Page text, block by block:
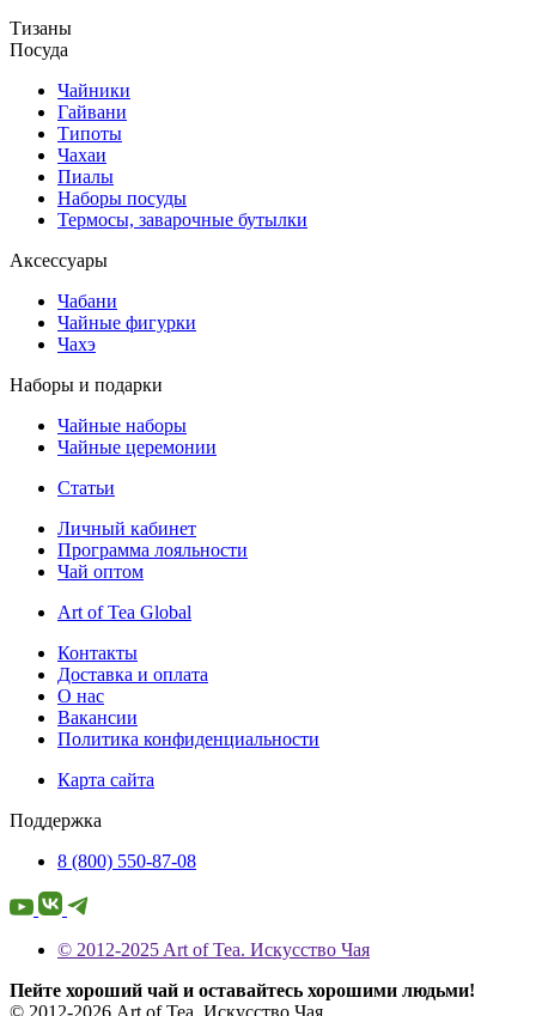
Тизаны
Посуда
Чайники
Гайвани
Типоты
Чахаи
Пиалы
Наборы посуды
Термосы, заварочные бутылки
Аксессуары
Чабани
Чайные фигурки
Чахэ
Наборы и подарки
Чайные наборы
Чайные церемонии
Статьи
Личный кабинет
Программа лояльности
Чай оптом
Art of Tea Global
Контакты
Доставка и оплата
О нас
Вакансии
Политика конфиденциальности
Карта сайта
Поддержка
8 (800) 550-87-08
© 2012-2025 Art of Tea. Искусство Чая
Пейте хороший чай и оставайтесь хорошими людьми!